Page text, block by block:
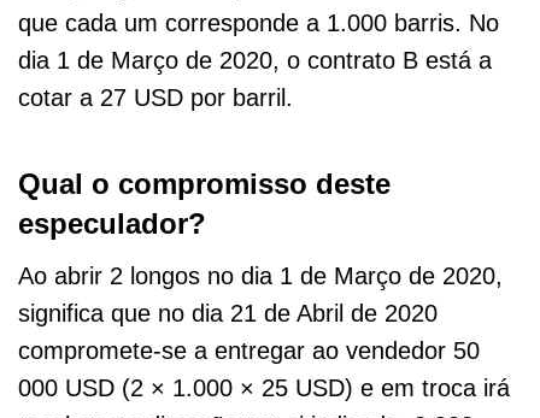
que cada um corresponde a 1.000 barris. No
dia 1 de Março de 2020, o contrato B está a
cotar a 27 USD por barril.
Qual o compromisso deste
especulador?
Ao abrir 2 longos no dia 1 de Março de 2020,
significa que no dia 21 de Abril de 2020
compromete-se a entregar ao vendedor 50
000 USD (2 × 1.000 × 25 USD) e em troca irá